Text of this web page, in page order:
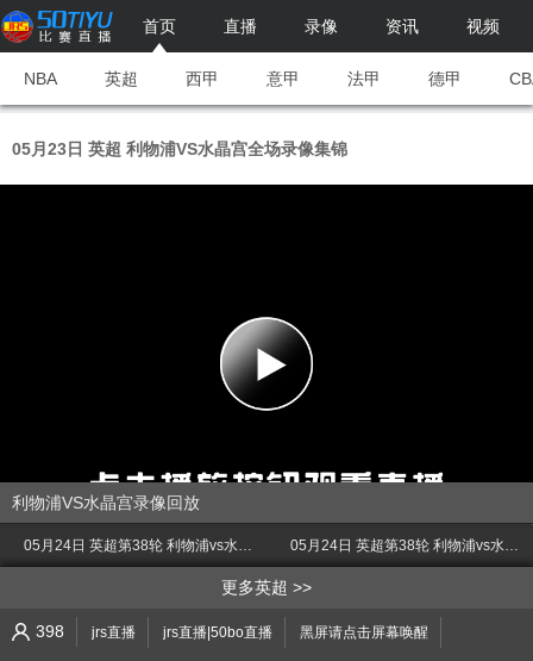
首页 直播 录像 资讯 视频
NBA 英超 西甲 意甲 法甲 德甲
05月23日 英超 利物浦VS水晶宫全场录像集锦
>
利物浦VS水晶宫录像回放
05月24日 英超第38轮 利物浦vs水晶宫 上半场录像 05月24日 英超第38轮 利物浦vs水晶宫 下半场录像
更多英超
398 jrs直播 jrs直播|50bo直播 黑屏请点击屏幕唤醒